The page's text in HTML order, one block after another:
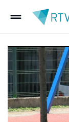
drag_handle